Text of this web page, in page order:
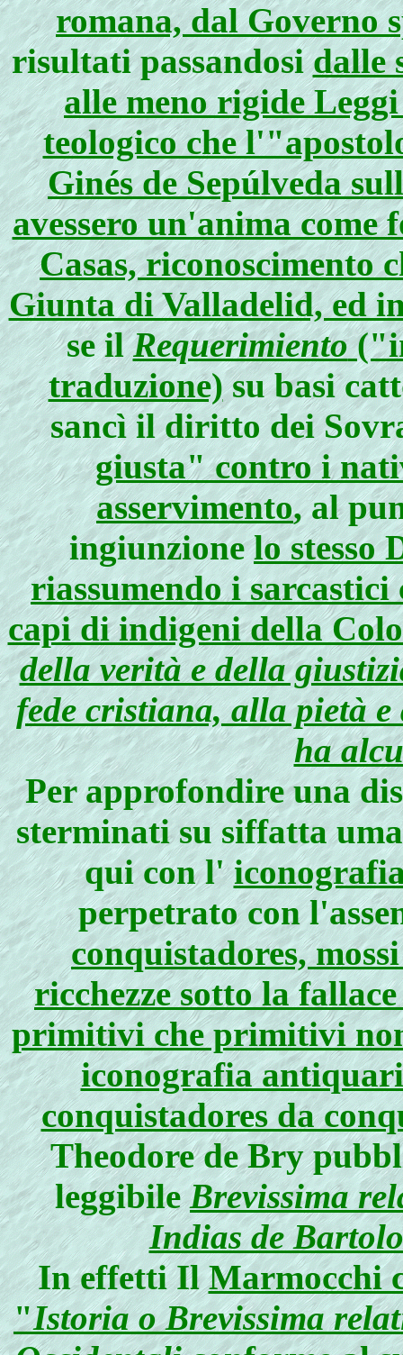
romana, dal Governo
risultati passandosidalle
alle meno rigide
teologico che
Ginés de Sepúlveda
avessero un'anima come
Casas, riconoscimento
Giunta di Valladelid, ed
se ilRequerimiento
traduzione)su basi
sancì il diritto dei
giusta" contro i
asservimento, al
ingiunzionelo stesso
riassumendo i
capi di indigeni della
della verità e della
fede cristiana, alla pietà
ha
Per approfondire una
sterminati su siffatta
qui con l'
perpetrato con
conquistadores,
ricchezze sotto la
primitivi che primitivi
iconografia
conquistadores da
Theodore de Bry
leggibileBrevissima
Indias de
In effettiIlMarmocchi
"Istoria o Brevissima